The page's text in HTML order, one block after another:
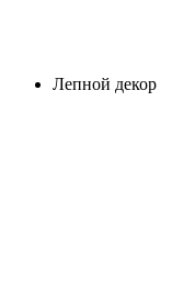
Лепной декор